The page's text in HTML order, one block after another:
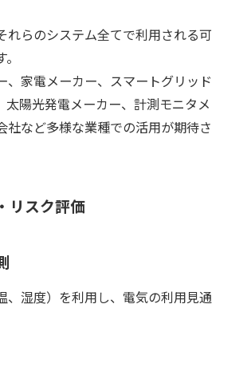
れらのシステム全てで利用される可
、家電メーカー、スマートグリッド
太陽光発電メーカー、計測モニタメ
社など多様な業種での活用が期待さ
リスク評価
、湿度）を利用し、電気の利用見通